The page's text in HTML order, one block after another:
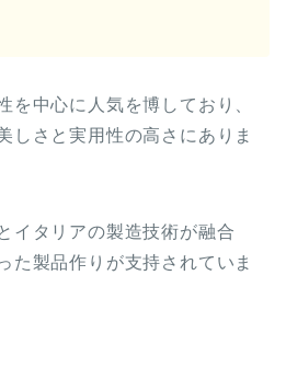
を中心に人気を博しており、
しさと実用性の高さにありま
イタリアの製造技術が融合
た製品作りが支持されていま